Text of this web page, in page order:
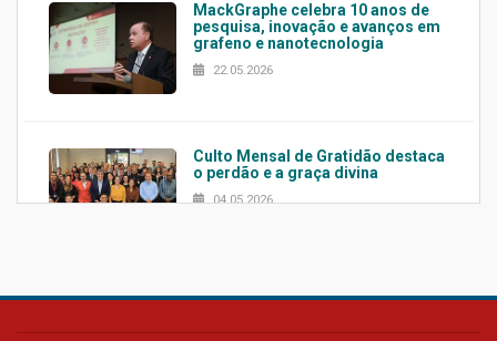
MackGraphe celebra 10 anos de
pesquisa, inovação e avanços em
grafeno e nanotecnologia
22.05.2026
Culto Mensal de Gratidão destaca
o perdão e a graça divina
04.05.2026
Confira como foi o culto mensal